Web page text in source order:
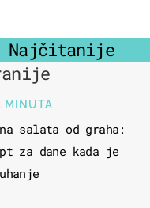
Najčitanije
MINUTA
salata od graha:
za dane kada je